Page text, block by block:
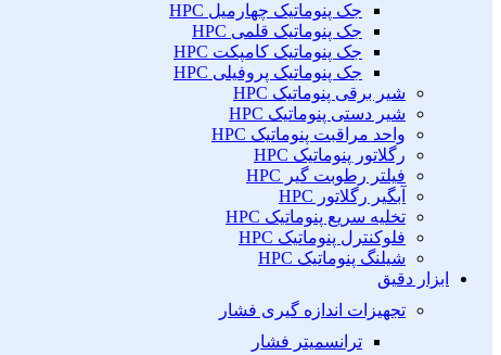
جک پنوماتیک چهارمیل HPC
جک پنوماتیک قلمی HPC
جک پنوماتیک کامپکت HPC
جک پنوماتیک پروفیلی HPC
شیر برقی پنوماتیک HPC
شیر دستی پنوماتیک HPC
واحد مراقبت پنوماتیک HPC
رگلاتور پنوماتیک HPC
فیلتر رطوبت گیر HPC
آبگیر رگلاتور HPC
تخلیه سریع پنوماتیک HPC
فلوکنترل پنوماتیک HPC
شیلنگ پنوماتیک HPC
ابزار دقیق
تجهیزات اندازه گیری فشار
ترانسمیتر فشار